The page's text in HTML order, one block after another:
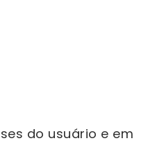
do usuário e em